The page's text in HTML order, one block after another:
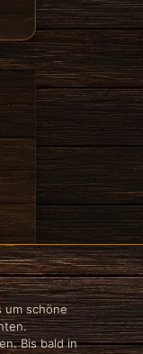
um schöne
Bis bald in